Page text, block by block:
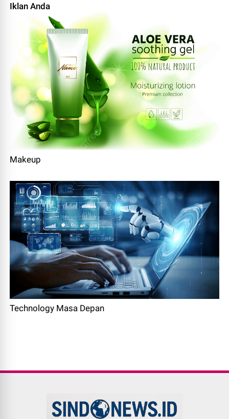
Iklan Anda
Makeup
Technology Masa Depan